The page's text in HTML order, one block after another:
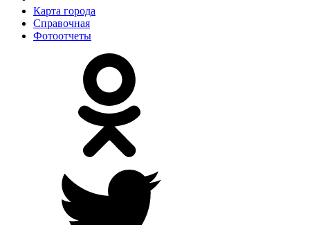
Карта города
Справочная
Фотоотчеты